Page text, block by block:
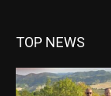
TOP NEWS